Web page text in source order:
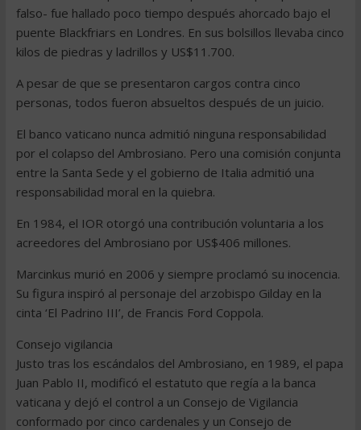
falso- fue hallado poco tiempo después ahorcado bajo el
puente Blackfriars en Londres. En sus bolsillos llevaba cinco
kilos de piedras y ladrillos y US$11.700.
A pesar de que se presentaron cargos contra cinco
personas, todos fueron absueltos después de un juicio.
El banco vaticano nunca admitió ninguna responsabilidad
por el colapso del Ambrosiano. Pero una comisión conjunta
entre la Santa Sede y el gobierno de Italia admitió una
responsabilidad moral en la quiebra.
En 1984, el IOR otorgó una contribución voluntaria a los
acreedores del Ambrosiano por US$406 millones.
Marcinkus murió en 2006 y siempre proclamó su inocencia.
Su figura inspiró al personaje del arzobispo Gilday en la
cinta ‘El Padrino III’, de Francis Ford Coppola.
Consejo vigilancia
Justo tras los escándalos del Ambrosiano, en 1989, el papa
Juan Pablo II, modificó el estatuto que regía a la banca
vaticana y dejó el control a un Consejo de Vigilancia
conformado por cinco cardenales y un Consejo de